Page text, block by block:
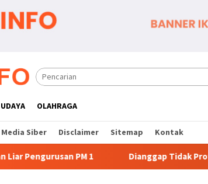
OLAHRAGA
Siber Disclaimer Sitemap Kontak
Dianggap Tidak Profesional, PT. Rajeg